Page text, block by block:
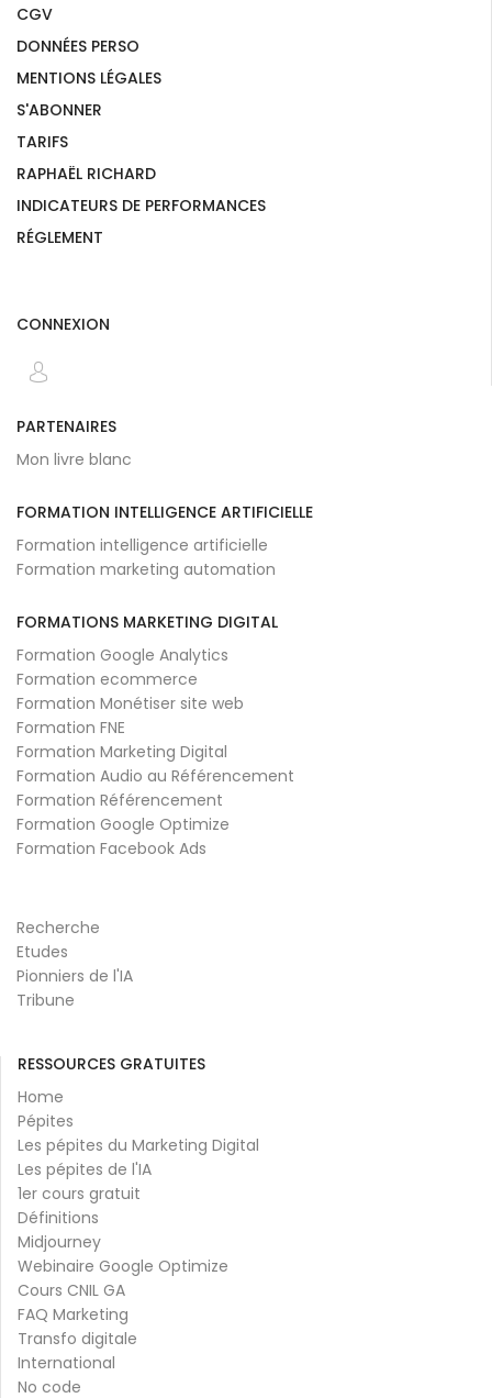
CGV
DONNÉES PERSO
MENTIONS LÉGALES
S'ABONNER
TARIFS
RAPHAËL RICHARD
INDICATEURS DE PERFORMANCES
RÉGLEMENT
CONNEXION
PARTENAIRES
Mon livre blanc
FORMATION INTELLIGENCE ARTIFICIELLE
Formation intelligence artificielle
Formation marketing automation
FORMATIONS MARKETING DIGITAL
Formation Google Analytics
Formation ecommerce
Formation Monétiser site web
Formation FNE
Formation Marketing Digital
Formation Audio au Référencement
Formation Référencement
Formation Google Optimize
Formation Facebook Ads
Recherche
Etudes
Pionniers de l'IA
Tribune
RESSOURCES GRATUITES
Home
Pépites
Les pépites du Marketing Digital
Les pépites de l'IA
1er cours gratuit
Définitions
Midjourney
Webinaire Google Optimize
Cours CNIL GA
FAQ Marketing
Transfo digitale
International
No code